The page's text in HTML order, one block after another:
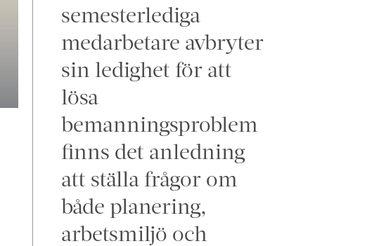
semesterlediga
medarbetare avbryter
sin ledighet för att
lösa
bemanningsproblem
finns det anledning
att ställa frågor om
både planering,
arbetsmiljö och